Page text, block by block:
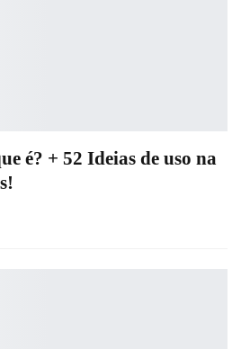
é? + 52 Ideias de uso na